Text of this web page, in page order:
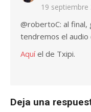
19 septiembre
@robertoC: al final,
tendremos el
Aquíel de Txipi.
Deja una